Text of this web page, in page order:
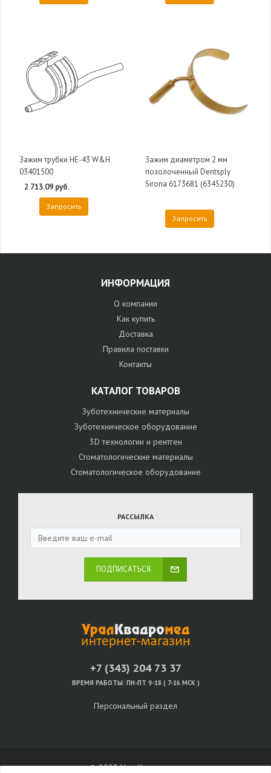
Зажим трубки HE-43 W&H
03401500
2 713.09 руб.
Запросить
Зажим диаметром 2 мм
позолоченный Dentsply
Sirona 6173681 (6345230)
Запросить
ИНФОРМАЦИЯ
О компании
Как купить
Доставка
Правила поставки
Контакты
КАТАЛОГ ТОВАРОВ
Зуботехнические материалы
Зуботехническое оборудование
3D технологии и рентген
Стоматологические материалы
Стоматологическое оборудование
РАССЫЛКА
ПОДПИСАТЬСЯ
+7 (343) 204 73 37
ВРЕМЯ РАБОТЫ: ПН-ПТ 9-18 ( 7-16 МСК )
Персональный раздел
© 2023 УралКвадромед